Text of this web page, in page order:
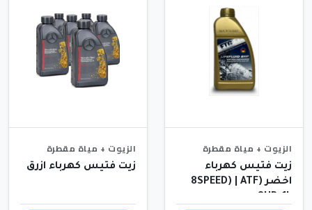
الزيوت + مياة مقطرة
زيت فتيس كهرباء
اخضر (8SPEED) | ATF
الزيوت + مياة مقطرة
زيت فتيس كهرباء ازرق